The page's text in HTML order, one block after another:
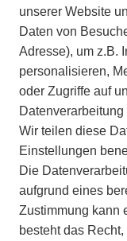
IMPRESSUM
VERSAND
unserer Website
Daten von
Adresse), um z.B.
personalisieren,
oder Zugriffe auf
Wir teilen diese
Einstellungen
Die
aufgrund eines
Zustimmung kann
besteht das